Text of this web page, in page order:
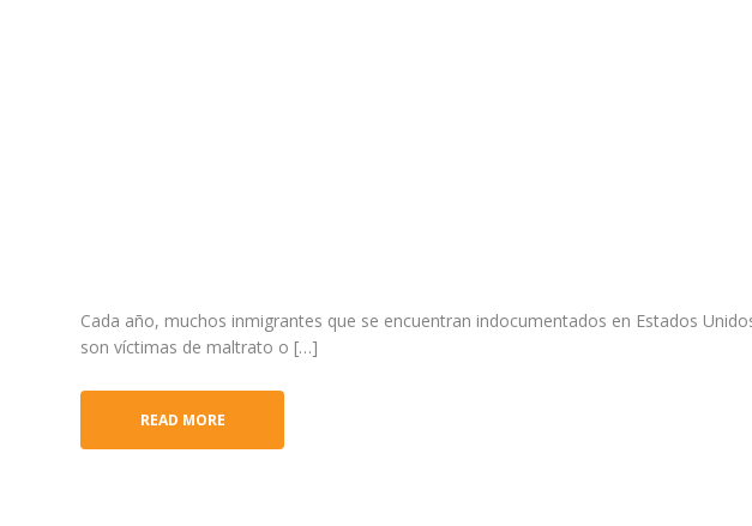
Cada año, muchos inmigrantes que se encuentran indocumentados en Estados
son víctimas de maltrato o […]
READ MORE